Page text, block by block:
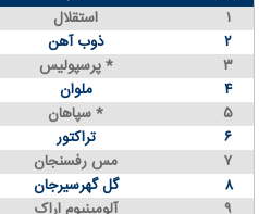
۱
استقلال
۲
ذوب آهن
۳
پرسپولیس *
۴
ملوان
۵
سپاهان *
۶
تراکتور
۷
مس رفسنجان
۸
گل گهرسیرجان